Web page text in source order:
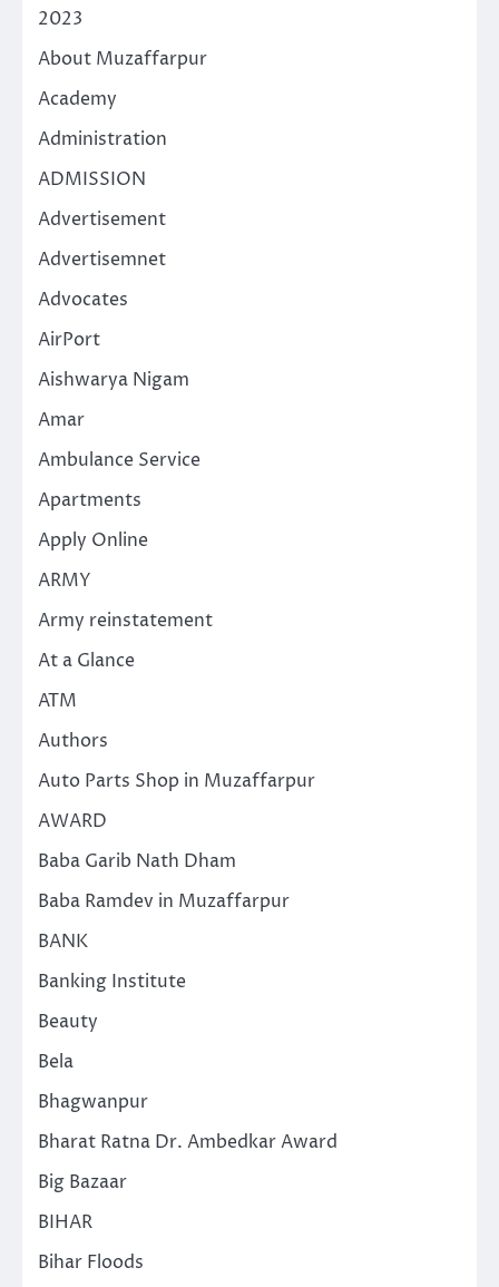
2023
About Muzaffarpur
Academy
Administration
ADMISSION
Advertisement
Advertisemnet
Advocates
AirPort
Aishwarya Nigam
Amar
Ambulance Service
Apartments
Apply Online
ARMY
Army reinstatement
At a Glance
ATM
Authors
Auto Parts Shop in Muzaffarpur
AWARD
Baba Garib Nath Dham
Baba Ramdev in Muzaffarpur
BANK
Banking Institute
Beauty
Bela
Bhagwanpur
Bharat Ratna Dr. Ambedkar Award
Big Bazaar
BIHAR
Bihar Floods